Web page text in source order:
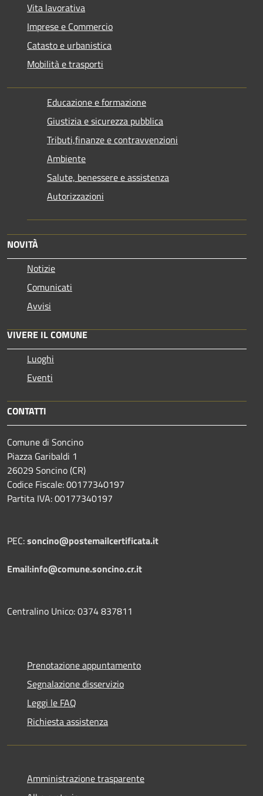
Vita lavorativa
Imprese e Commercio
Catasto e urbanistica
Mobilità e trasporti
Educazione e formazione
Giustizia e sicurezza pubblica
Tributi,finanze e contravvenzioni
Ambiente
Salute, benessere e assistenza
Autorizzazioni
NOVITÀ
Notizie
Comunicati
Avvisi
VIVERE IL COMUNE
Luoghi
Eventi
CONTATTI
Comune di Soncino
Piazza Garibaldi 1
26029 Soncino (CR)
Codice Fiscale: 00177340197
Partita IVA: 00177340197
PEC:soncino@postemailcertificata.it
Email:info@comune.soncino.cr.it
Centralino Unico: 0374 837811
Prenotazione appuntamento
Segnalazione disservizio
Leggi le FAQ
Richiesta assistenza
Amministrazione trasparente